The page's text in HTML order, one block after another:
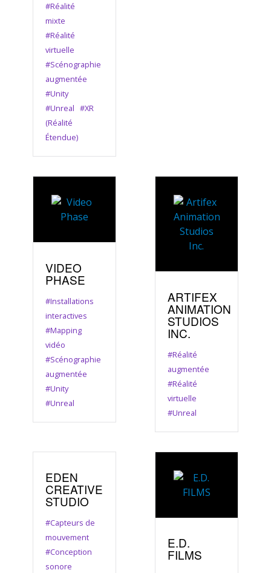
#Réalité
mixte
#Réalité
virtuelle
#Scénographie
augmentée
#Unity
#Unreal#XR
(Réalité
Étendue)
VIDEO
PHASE
#Installations
interactives
#Mapping
vidéo
#Scénographie
augmentée
#Unity
#Unreal
ARTIFEX
ANIMATION
STUDIOS
INC.
#Réalité
augmentée
#Réalité
virtuelle
#Unreal
EDEN
CREATIVE
STUDIO
#Capteurs de
mouvement
#Conception
sonore
E.D.
FILMS